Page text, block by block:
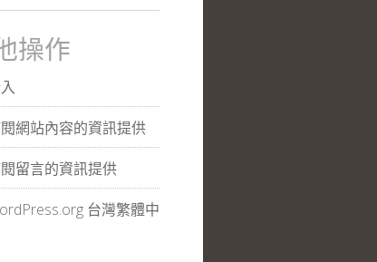
操作
網站內容的資訊提供
留言的資訊提供
台灣繁體中